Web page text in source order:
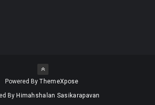
Powered ByThemeXpose
By Himahshalan Sasikarapavan